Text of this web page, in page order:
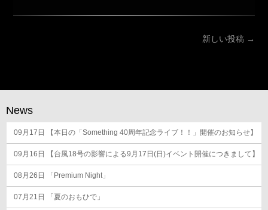
ビ
ゲ
ー
シ
ョ
ン
新しい投稿 →
News
09月17日 【本日の「Something 40周年記念ライブ！！」開催のお知らせ】
09月16日 【台風18号の影響による9月17日(日)イベント開催につきまして】
08月26日 「Premium Night」
07月21日 「夏のおもひで」